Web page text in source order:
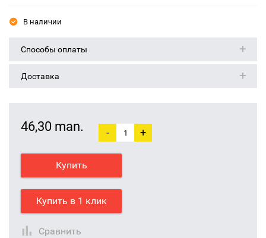
В наличии
Способы оплаты
Доставка
46,30 man. - +
Купить
Купить в 1 клик
Сравнить